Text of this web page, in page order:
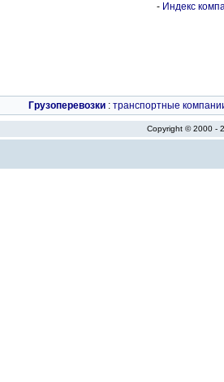
- Индекс
Грузоперевозки : транспортные
Copyright © 2000 -